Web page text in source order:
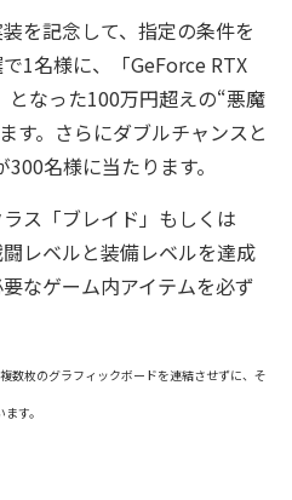
を記念して、指定の条件を
1名様に、「GeForce RTX
なった100万円超えの“悪魔
す。さらにダブルチャンスと
名様に当たります。
ス「ブレイド」もしくは
レベルと装備レベルを達成
なゲーム内アイテムを必ず
枚のグラフィックボードを連結させずに、そ
す。